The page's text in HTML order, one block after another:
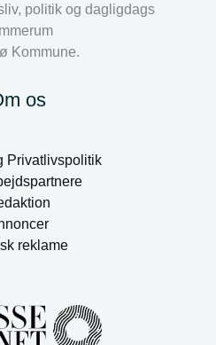
politik og dagligdags
Kommune.
os
Privatlivspolitik
reklame